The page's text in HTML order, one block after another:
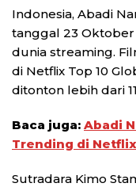
Indonesia, Abadi
tanggal 23
dunia streaming.
di Netflix Top 10
ditonton lebih dari
Baca juga: Abadi
Trending di Netflix
Sutradara Kimo